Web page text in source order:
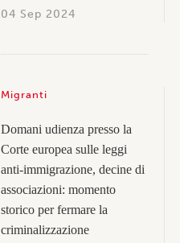
04 Sep 2024
Migranti
Domani udienza presso la
Corte europea sulle leggi
anti-immigrazione, decine di
associazioni: momento
storico per fermare la
criminalizzazione